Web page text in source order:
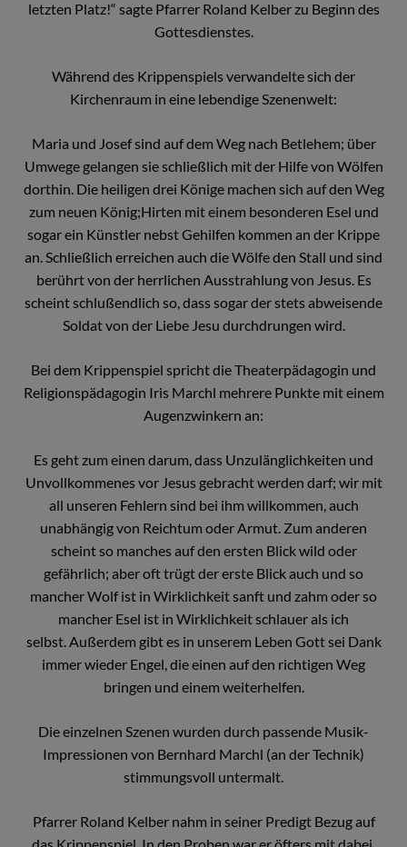
letzten Platz!“ sagte Pfarrer Roland Kelber zu Beginn des
Gottesdienstes.
Während des Krippenspiels verwandelte sich der
Kirchenraum in eine lebendige Szenenwelt:
Maria und Josef sind auf dem Weg nach Betlehem; über
Umwege gelangen sie schließlich mit der Hilfe von Wölfen
dorthin. Die heiligen drei Könige machen sich auf den Weg
zum neuen König;Hirten mit einem besonderen Esel und
sogar ein Künstler nebst Gehilfen kommen an der Krippe
an. Schließlich erreichen auch die Wölfe den Stall und sind
berührt von der herrlichen Ausstrahlung von Jesus. Es
scheint schlußendlich so, dass sogar der stets abweisende
Soldat von der Liebe Jesu durchdrungen wird.
Bei dem Krippenspiel spricht die Theaterpädagogin und
Religionspädagogin Iris Marchl mehrere Punkte mit einem
Augenzwinkern an:
Es geht zum einen darum, dass Unzulänglichkeiten und
Unvollkommenes vor Jesus gebracht werden darf; wir mit
all unseren Fehlern sind bei ihm willkommen, auch
unabhängig von Reichtum oder Armut. Zum anderen
scheint so manches auf den ersten Blick wild oder
gefährlich; aber oft trügt der erste Blick auch und so
mancher Wolf ist in Wirklichkeit sanft und zahm oder so
mancher Esel ist in Wirklichkeit schlauer als ich
selbst. Außerdem gibt es in unserem Leben Gott sei Dank
immer wieder Engel, die einen auf den richtigen Weg
bringen und einem weiterhelfen.
Die einzelnen Szenen wurden durch passende Musik-
Impressionen von Bernhard Marchl (an der Technik)
stimmungsvoll untermalt.
Pfarrer Roland Kelber nahm in seiner Predigt Bezug auf
das Krippenspiel. In den Proben war er öfters mit dabei,